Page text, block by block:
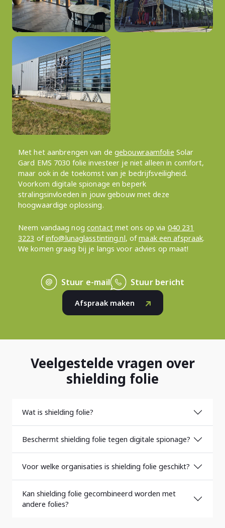
Met het aanbrengen van de gebouwraamfolie Solar
Gard EMS 7030 folie investeer je niet alleen in comfort,
maar ook in de toekomst van je bedrijfsveiligheid.
Voorkom digitale spionage en beperk
stralingsinvloeden in jouw gebouw met deze
hoogwaardige oplossing.
Neem vandaag nog contactmet ons op via 040 231
3223 ofinfo@lunaglasstinting.nl, ofmaak een afspraak.
We komen graag bij je langs voor advies op maat!
Stuur e-mail Stuur bericht
Afspraak maken
Veelgestelde vragen over
shielding folie
Wat is shielding folie?
Beschermt shielding folie tegen digitale spionage?
Voor welke organisaties is shielding folie geschikt?
Kan shielding folie gecombineerd worden met
andere folies?